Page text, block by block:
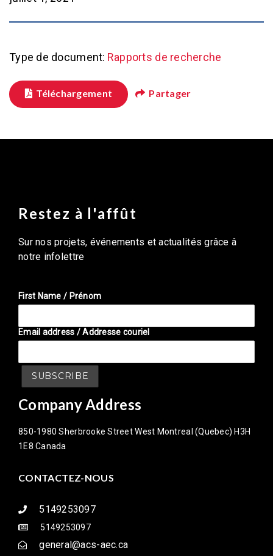
Type de document: Rapports de recherche
Téléchargement Partager
Restez à l'affût
Sur nos projets, événements et actualités grâce â
notre infolettre
First Name / Prénom
Email address / Addresse couriel
Company Address
850-1980 Sherbrooke Street West Montreal (Quebec) H3H
1E8 Canada
CONTACTEZ-NOUS
5149253097
5149253097
general@acs-aec.ca